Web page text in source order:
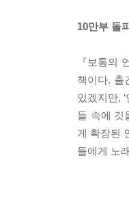
10만부 돌
『보통의
책이다. 출
있겠지만,
들 속에 깃
게 확장된
들에게 노